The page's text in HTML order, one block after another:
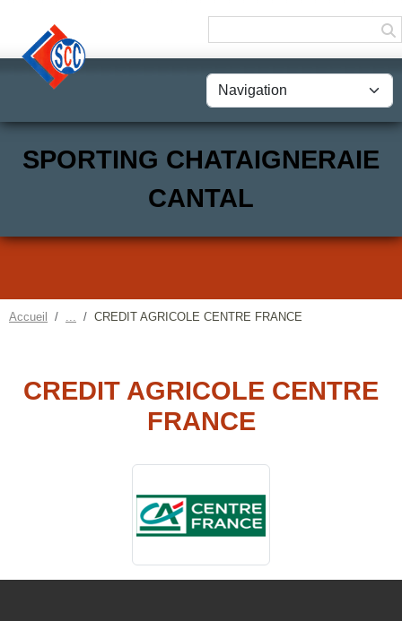
SPORTING CHATAIGNERAIE
CANTAL
Accueil CREDIT AGRICOLE CENTRE FRANCE
CREDIT AGRICOLE CENTRE
FRANCE